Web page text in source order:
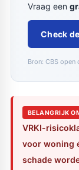
Vraag een
Check
Bron: CBS
BELANGRIJK
VRKI-
voor woning
schade